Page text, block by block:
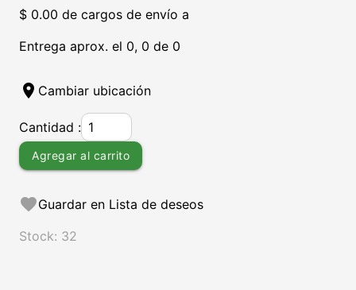
$ 0.00 de cargos de envío a
Entrega aprox. el 0, 0 de 0
location_on Cambiar ubicación
Cantidad :
Agregar al carrito
favoriteGuardar en Lista de deseos
Stock: 32